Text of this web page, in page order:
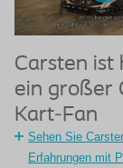
Carsten ist
ein großer
Kart-Fan
Sehen Sie
Erfahrungen mit